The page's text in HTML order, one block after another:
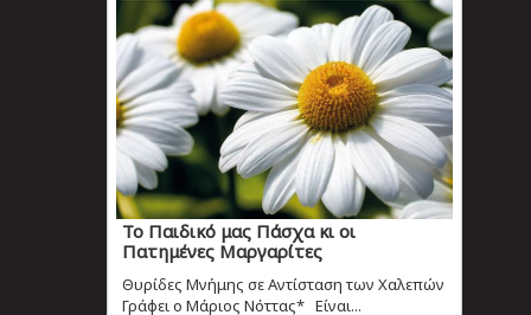
Το Παιδικό μας Πάσχα κι οι
Πατημένες Μαργαρίτες
Θυρίδες Μνήμης σε Αντίσταση των Χαλεπών
Γράφει ο Μάριος Νόττας* Είναι...